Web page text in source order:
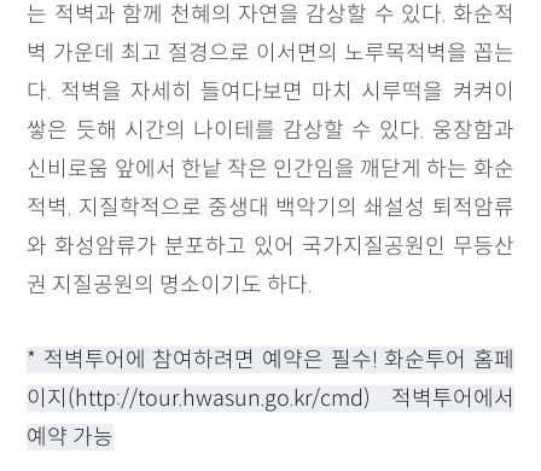
는 적벽과 함께 천혜의 자연을 감상할 수 있다. 화순적
벽 가운데 최고 절경으로 이서면의 노루목적벽을 꼽는
다. 적벽을 자세히 들여다보면 마치 시루떡을 켜켜이
쌓은 듯해 시간의 나이테를 감상할 수 있다. 웅장함과
신비로움 앞에서 한낱 작은 인간임을 깨닫게 하는 화순
적벽. 지질학적으로 중생대 백악기의 쇄설성 퇴적암류
와 화성암류가 분포하고 있어 국가지질공원인 무등산
권 지질공원의 명소이기도 하다.
* 적벽투어에 참여하려면 예약은 필수! 화순투어 홈페
이지(http://tour.hwasun.go.kr/cmd) 적벽투어에서
예약 가능